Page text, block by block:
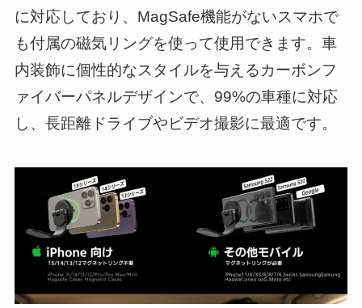
に対応しており、MagSafe機能がないスマホで
も付属の磁気リングを使って使用できます。車
内装飾に個性的なスタイルを与えるカーボンフ
ァイバーパネルデザインで、99%の車種に対応
し、長距離ドライブやビデオ撮影に最適です。